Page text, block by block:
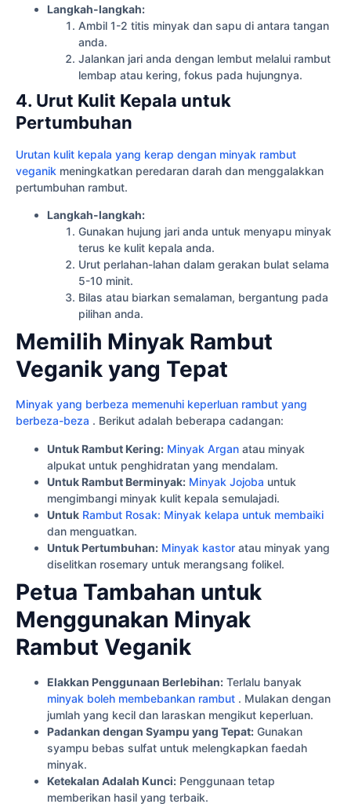
Langkah-langkah:
Ambil 1-2 titis minyak dan sapu di antara tangan
anda.
Jalankan jari anda dengan lembut melalui rambut
lembap atau kering, fokus pada hujungnya.
4. Urut Kulit Kepala untuk
Pertumbuhan
Urutan kulit kepala yang kerap dengan minyak rambut
veganik meningkatkan peredaran darah dan menggalakkan
pertumbuhan rambut.
Langkah-langkah:
Gunakan hujung jari anda untuk menyapu minyak
terus ke kulit kepala anda.
Urut perlahan-lahan dalam gerakan bulat selama
5-10 minit.
Bilas atau biarkan semalaman, bergantung pada
pilihan anda.
Memilih Minyak Rambut
Veganik yang Tepat
Minyak yang berbeza memenuhi keperluan rambut yang
berbeza-beza . Berikut adalah beberapa cadangan:
Untuk Rambut Kering: Minyak Argan atau minyak
alpukat untuk penghidratan yang mendalam.
Untuk Rambut Berminyak: Minyak Jojoba untuk
mengimbangi minyak kulit kepala semulajadi.
Untuk Rambut Rosak: Minyak kelapa untuk membaiki
dan menguatkan.
Untuk Pertumbuhan: Minyak kastor atau minyak yang
diselitkan rosemary untuk merangsang folikel.
Petua Tambahan untuk
Menggunakan Minyak
Rambut Veganik
Elakkan Penggunaan Berlebihan: Terlalu banyak
minyak boleh membebankan rambut . Mulakan dengan
jumlah yang kecil dan laraskan mengikut keperluan.
Padankan dengan Syampu yang Tepat: Gunakan
syampu bebas sulfat untuk melengkapkan faedah
minyak.
Ketekalan Adalah Kunci: Penggunaan tetap
memberikan hasil yang terbaik.